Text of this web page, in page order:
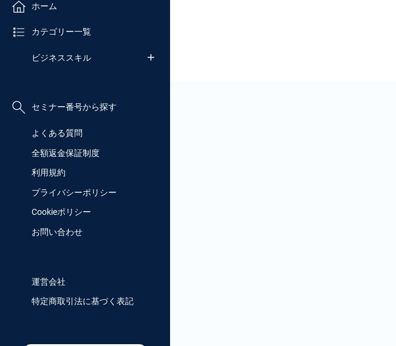
ホーム
カテゴリー一覧
ビジネススキル
セミナー番号から探す
よくある質問
全額返金保証制度
利用規約
プライバシーポリシー
Cookieポリシー
お問い合わせ
運営会社
特定商取引法に基づく表記
セミナー
番号検索